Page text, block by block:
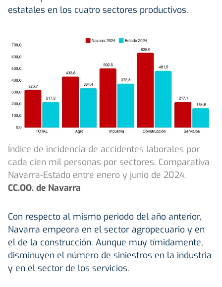
estatales en los cuatro sectores productivos.
Índice de incidencia de accidentes laborales por
cada cien mil personas por sectores. Comparativa
Navarra-Estado entre enero y junio de 2024.
CC.OO. de Navarra
Con respecto al mismo periodo del año anterior,
Navarra empeora en el sector agropecuario y en
el de la construcción. Aunque muy tímidamente,
disminuyen el número de siniestros en la industria
y en el sector de los servicios.